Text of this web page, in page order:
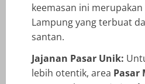
keemasan ini merupakan
Lampung yang terbuat
santan.
Jajanan Pasar Unik:
lebih otentik, area Pasar